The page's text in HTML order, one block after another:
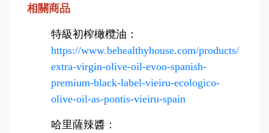
相關商品
特級初榨橄欖油 ：
https://www.behealthyhouse.com/products/
extra-virgin-olive-oil-evoo-spanish-
premium-black-label-vieiru-ecologico-
olive-oil-as-pontis-vieiru-spain
哈里薩辣醬 ：